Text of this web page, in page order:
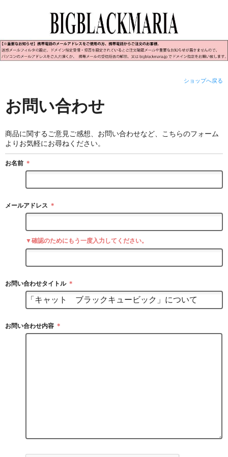
ショップへ戻る
お問い合わせ
商品に関するご意見ご感想、お問い合わせなど、こちらのフォーム
よりお気軽にお尋ねください。
お名前 ＊
メールアドレス ＊
▼確認のためにもう一度入力してください。
お問い合わせタイトル ＊
お問い合わせ内容 ＊